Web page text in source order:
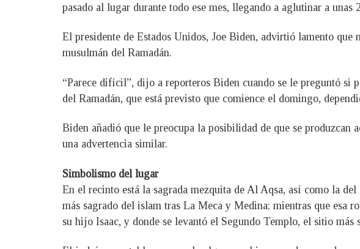
pasado al lugar durante todo ese mes, llegando a aglutinar a
El presidente de Estados Unidos, Joe Biden, advirtió lamento
musulmán del Ramadán.
“Parece difícil”, dijo a reporteros Biden cuando se le preguntó si
del Ramadán, que está previsto que comience el domingo,
Biden añadió que le preocupa la posibilidad de que se produzcan
una advertencia similar.
Simbolismo del lugar
En el recinto está la sagrada mezquita de Al Aqsa, así como la
más sagrado del islam tras La Meca y Medina; mientras que esa
su hijo Isaac, y donde se levantó el Segundo Templo, el sitio más